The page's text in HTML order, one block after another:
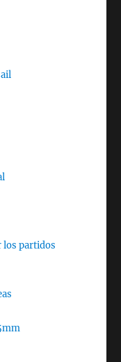
los partidos